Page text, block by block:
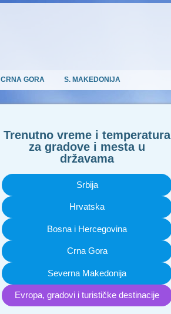
CRNA GORA S. MAKEDONIJA
Trenutno vreme i temperatura
za gradove i mesta u
državama
Srbija
Hrvatska
Bosna i Hercegovina
Crna Gora
Severna Makedonija
Evropa, gradovi i turističke destinacije